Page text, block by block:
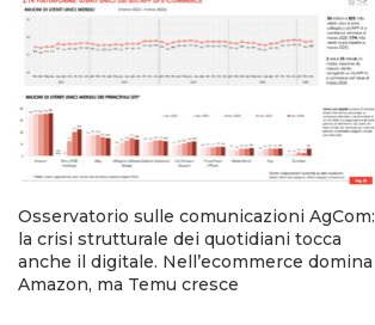
Osservatorio sulle comunicazioni AgCom:
la crisi strutturale dei quotidiani tocca
anche il digitale. Nell’ecommerce domina
Amazon, ma Temu cresce